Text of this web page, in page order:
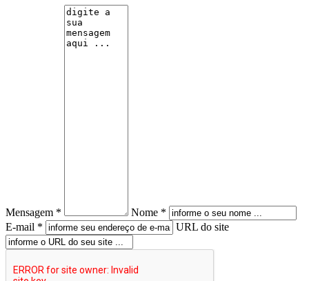
Mensagem *
Nome *
E-mail *
URL do site